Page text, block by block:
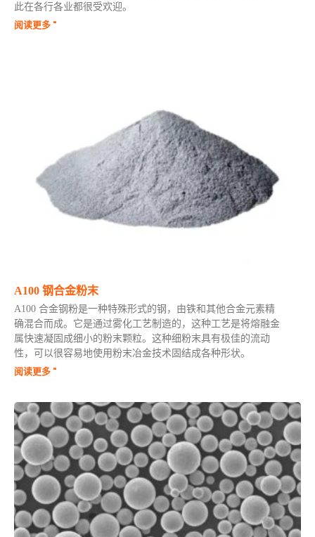
此在各行各业都很受欢迎。
阅读更多 "
A100 钢合金粉末
A100 合金钢粉是一种特殊形式的钢，由铁和其他合金元素精
确混合而成。它是通过雾化工艺制造的，这种工艺是将熔融金
属快速凝固成细小的粉末颗粒。这种细粉末具有极佳的流动
性，可以很容易地使用粉末冶金技术固结成各种形状。
阅读更多 "